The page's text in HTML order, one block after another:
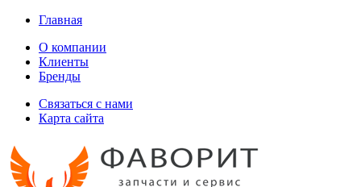
Главная
О компании
Клиенты
Бренды
Связаться с нами
Карта сайта